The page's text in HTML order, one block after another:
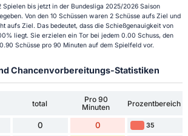
bis jetzt in der Bundesliga 2025/2026 Saison
Von den 10 Schüssen waren 2 Schüsse aufs Ziel und
aufs Ziel. Das bedeutet, dass die Schießgenauigkeit von
liegt. Sie erzielen ein Tor bei jedem 0.00 Schuss, den
Schüsse pro 90 Minuten auf dem Spielfeld vor.
Chancenvorbereitungs-Statistiken
total
Pro 90
Minuten
Prozentbereich
0 0 35